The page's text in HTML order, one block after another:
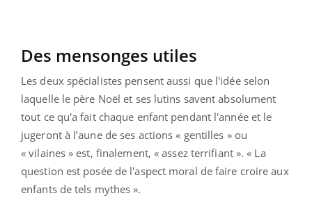
Des mensonges utiles
Les deux spécialistes pensent aussi que l'idée selon
laquelle le père Noël et ses lutins savent absolument
tout ce qu'a fait chaque enfant pendant l'année et le
jugeront à l’aune de ses actions « gentilles » ou
« vilaines » est, finalement, « assez terrifiant ». « La
question est posée de l'aspect moral de faire croire aux
enfants de tels mythes ».